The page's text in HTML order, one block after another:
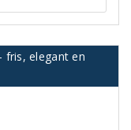
fris, elegant en